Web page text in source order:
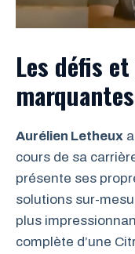
Les défis
marquantes
Aurélien Letheux
cours de sa
présente ses
solutions sur-
plus
complète d’une